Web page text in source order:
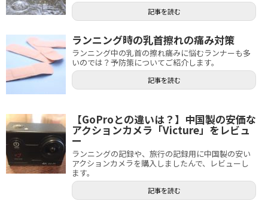
記事を読む
ランニング時の乳首擦れの痛み対策
ランニング中の乳首の擦れ痛みに悩むランナーも多
いのでは？予防策についてご紹介します。
記事を読む
【GoProとの違いは？】中国製の安価な
アクションカメラ「Victure」をレビュ
ー
ランニングの記録や、旅行の記録用に中国製の安い
アクションカメラを購入しましたんで、レビューし
ます。
記事を読む